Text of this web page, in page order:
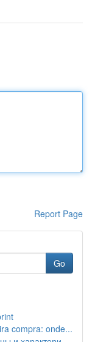
Report Page
Go
compra: onde...